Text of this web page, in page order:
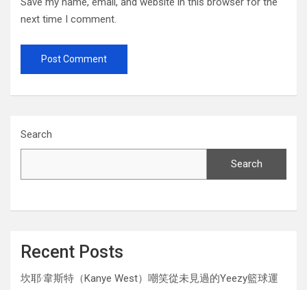
next time I comment.
Search
Search
Recent Posts
坎耶·韋斯特（Kanye West）嘲笑從未見過的Yeezy籃球運